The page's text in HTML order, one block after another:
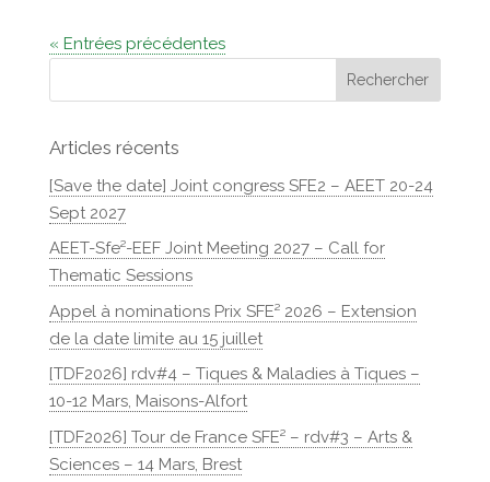
« Entrées précédentes
Articles récents
[Save the date] Joint congress SFE2 – AEET 20-24
Sept 2027
AEET-Sfe²-EEF Joint Meeting 2027 – Call for
Thematic Sessions
Appel à nominations Prix SFE² 2026 – Extension
de la date limite au 15 juillet
[TDF2026] rdv#4 – Tiques & Maladies à Tiques –
10-12 Mars, Maisons-Alfort
[TDF2026] Tour de France SFE² – rdv#3 – Arts &
Sciences – 14 Mars, Brest